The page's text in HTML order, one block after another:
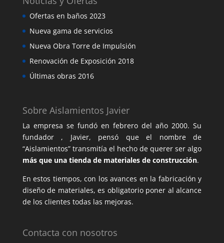
Ofertas en baños 2023
Nueva gama de servicios
Nueva Obra Torre de Impulsión
Renovación de Exposición 2018
Últimas obras 2016
Sobre Aislamientos Javier
La empresa se fundó en febrero del año 2000. Su
fundador , Javier, pensó que el nombre de
“Aislamientos” transmitía el hecho de querer ser algo
más que una tienda de materiales de construcción.
En estos tiempos, con los avances en la fabricación y
diseño de materiales, es obligatorio poner al alcance
de los clientes todas las mejoras.
Contacta con nosotros